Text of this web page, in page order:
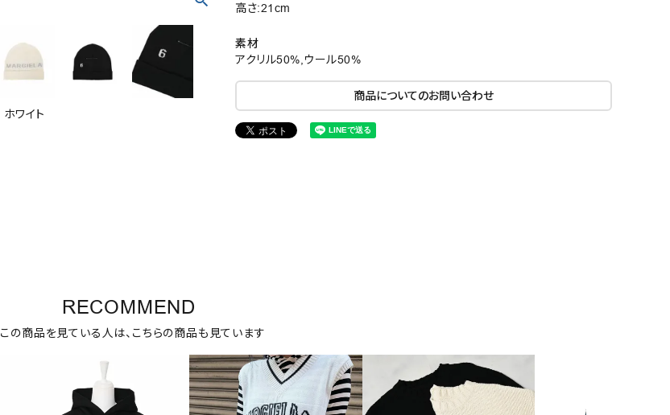
ホワイト
高さ:21cm
素材
アクリル50%,ウール50%
商品についてのお問い合わせ
RECOMMEND
この商品を見ている人は、こちらの商品も見ています